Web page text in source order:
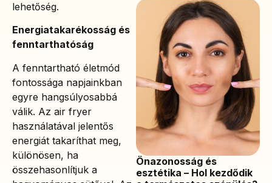
lehetőség.
Energiatakarékosság és
fenntarthatóság
A fenntartható életmód
fontossága napjainkban
egyre hangsúlyosabbá
válik. Az air fryer
használatával jelentős
energiát takaríthat meg,
különösen, ha
összehasonlítjuk a
Önazonosság és
esztétika – Hol kezdődik